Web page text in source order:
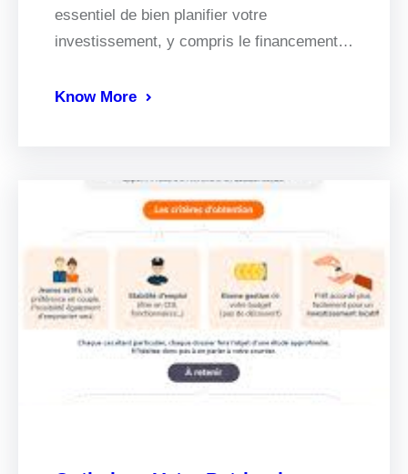
essentiel de bien planifier votre
investissement, y compris le financement…
Know More